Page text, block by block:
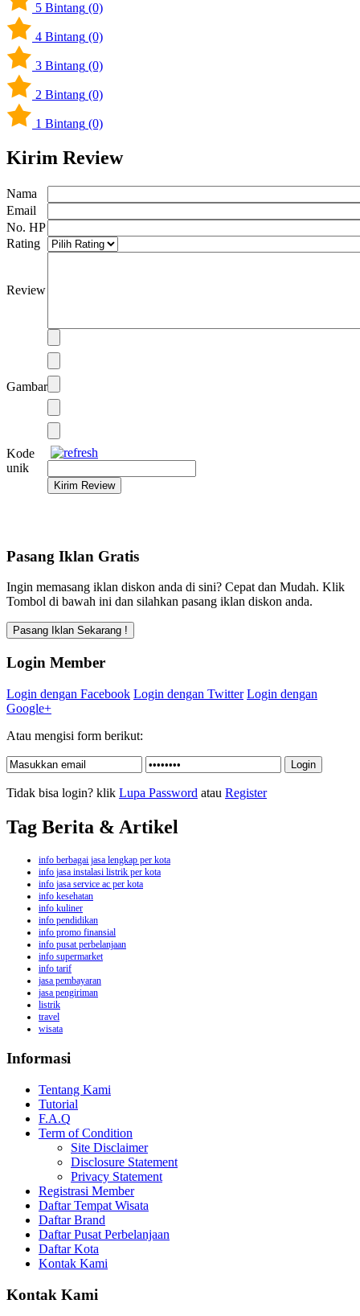
5 Bintang (0)
4 Bintang (0)
3 Bintang (0)
2 Bintang (0)
1 Bintang (0)
Kirim Review
Nama
Email
No. HP
Rating
Review
Gambar
Kode
unik
Pasang Iklan Gratis
Ingin memasang iklan diskon anda di sini? Cepat dan Mudah. Klik
Tombol di bawah ini dan silahkan pasang iklan diskon anda.
Login Member
Login dengan Facebook Login dengan Twitter Login dengan
Google+
Atau mengisi form berikut:
Tidak bisa login? klik Lupa Password atau Register
Tag Berita & Artikel
info berbagai jasa lengkap per kota
info jasa instalasi listrik per kota
info jasa service ac per kota
info kesehatan
info kuliner
info pendidikan
info promo finansial
info pusat perbelanjaan
info supermarket
info tarif
jasa pembayaran
jasa pengiriman
listrik
travel
wisata
Informasi
Tentang Kami
Tutorial
F.A.Q
Term of Condition
Site Disclaimer
Disclosure Statement
Privacy Statement
Registrasi Member
Daftar Tempat Wisata
Daftar Brand
Daftar Pusat Perbelanjaan
Daftar Kota
Kontak Kami
Kontak Kami